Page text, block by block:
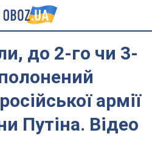
до 2-го чи 3-
армії
Путіна. Відео